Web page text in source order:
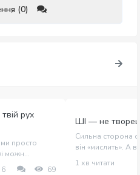
(0)
рух
просто
можн...
6 69
ШІ — не
Сильна сторона
він «мислить». А
1 хв читати